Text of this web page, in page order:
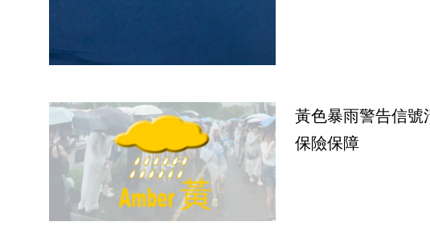
黃色暴雨警告信號
保險保障